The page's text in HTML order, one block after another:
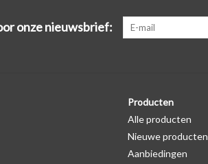
onze nieuwsbrief:
Producten
Alle producten
Nieuwe producten
Aanbiedingen